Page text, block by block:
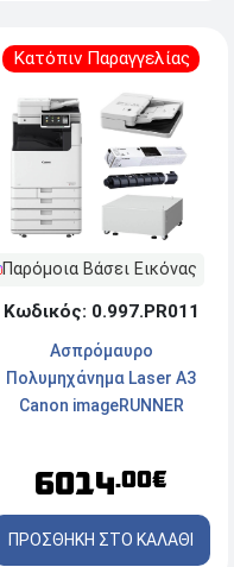
Κατόπιν Παραγγελίας
Παρόμοια Βάσει Εικόνας
Κωδικός: 0.997.PR011
Ασπρόμαυρο
Πολυμηχάνημα Laser A3
Canon imageRUNNER
Βάση Canon Plain Pedestal
Type-S3, Αυτόματο
Τροφοδότη Canon DADF-
6014.00€
ΠΡΟΣΘΗΚΗ ΣΤΟ ΚΑΛΑΘΙ